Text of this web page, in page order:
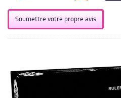
Soumettre votre propre avis